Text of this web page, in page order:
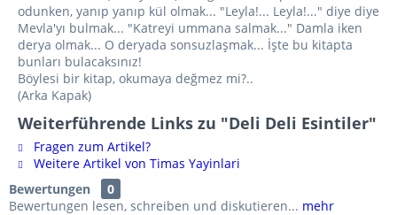
odunken, yanıp yanıp kül olmak... "Leyla!... Leyla!..." diye diye
Mevla'yı bulmak... "Katreyi ummana salmak..." Damla iken
derya olmak... O deryada sonsuzlaşmak... İşte bu kitapta
bunları bulacaksınız!
Böylesi bir kitap, okumaya değmez mi?..
(Arka Kapak)
Weiterführende Links zu "Deli Deli Esintiler"
Fragen zum Artikel?
Weitere Artikel von Timas Yayinlari
Bewertungen
0
Bewertungen lesen, schreiben und diskutieren... mehr